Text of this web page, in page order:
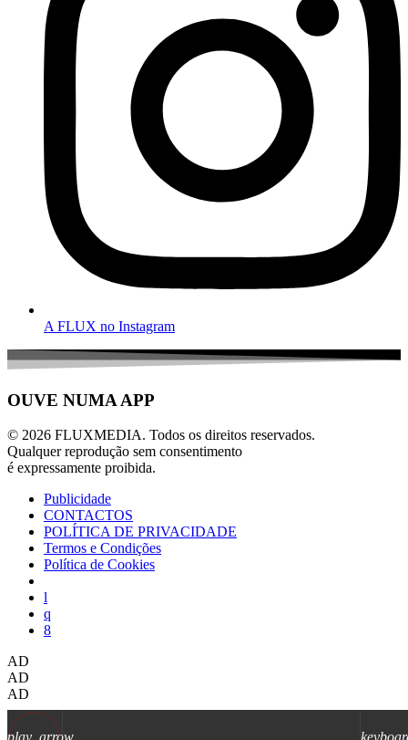
play_arrow
A FLUX no Instagram
OUVE NUMA APP
© 2026 FLUXMEDIA. Todos os direitos reservados.
Qualquer reprodução sem consentimento
é expressamente proibida.
Publicidade
CONTACTOS
POLÍTICA DE PRIVACIDADE
Termos e Condições
Política de Cookies
AD
AD
AD